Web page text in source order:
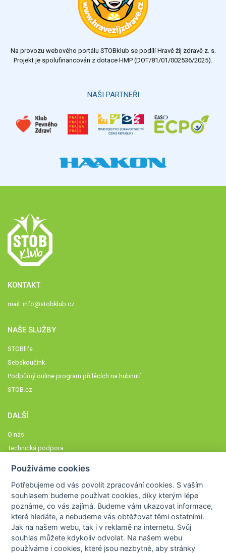
Výsledky Všechny ankety
Na provozu webového portálu STOBklub se podílí Hravě žij zdravě z. s.
Projekt je spolufinancován z dotace HMP (DOT/81/01/002536/2025).
NAŠI PARTNEŘI
KONTAKT
mail: info@stobklub.cz
NAŠE SLUŽBY
STOBlife
Sebekoučink
Podpůrný online program při lécích na hubnutí
STOB.cz
DALŠÍ
O nás
Technická podpora
Členové STOBklubu
Zásady nakládání s osobními údaji
Otestujte se
Spočítejte si
Výzva 52
Používáme cookies
Potřebujeme od vás povolit zpracování cookies. S vaším
souhlasem budeme používat cookies, díky kterým lépe
poznáme,co vás zajímá. Budeme vám ukazovat informace,
které hledáte, a nebudeme vás obtěžovat těmi ostatními.
Jak na našem webu, tak i v reklamě na internetu. Svůj
souhlas můžete kdykoliv odvolat. Na našem webu
používáme i cookies, které jsou nezbytné, aby stránky